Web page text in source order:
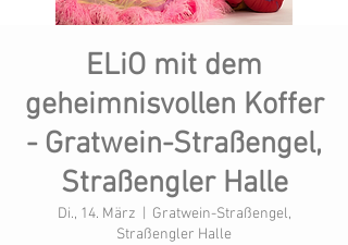
ELiO mit dem
geheimnisvollen Koffer
- Gratwein-Straßengel,
Straßengler Halle
Di., 14. März
Gratwein-Straßengel,
Straßengler Halle